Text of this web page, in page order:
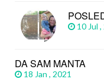
10 Jul
DA SAM MANTA
18 Jan , 2021